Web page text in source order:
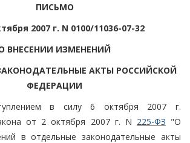
ПИСЬМО
2007 г. N 0100/11036-07-32
ВНЕСЕНИИ ИЗМЕНЕНИЙ
АКТЫ РОССИЙСКОЙ
ФЕДЕРАЦИИ
в силу 6 октября 2007 г.
от 2 октября 2007 г. N 225-ФЗ "О
в отдельные законодательные акты